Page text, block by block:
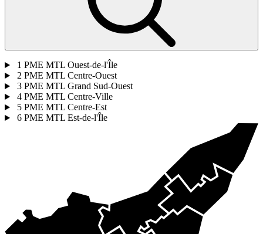
1 PME MTL Ouest-de-l'Île
2 PME MTL Centre-Ouest
3 PME MTL Grand Sud-Ouest
4 PME MTL Centre-Ville
5 PME MTL Centre-Est
6 PME MTL Est-de-l'Île